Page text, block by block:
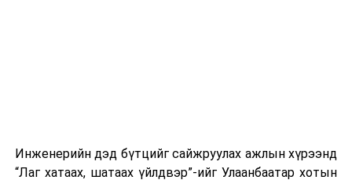
Инженерийн дэд бүтцийг сайжруулах ажлын хүрээнд
“Лаг хатаах, шатаах үйлдвэр”-ийг Улаанбаатар хотын